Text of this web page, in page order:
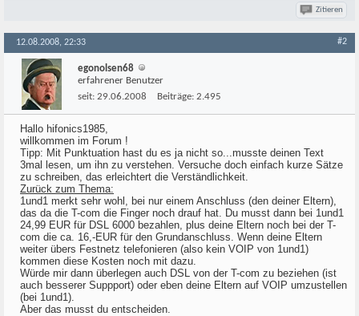
Zitieren
12.08.2008, 22:33 #2
egonolsen68
erfahrener Benutzer
seit: 29.06.2008 Beiträge: 2.495
Hallo hifonics1985,
willkommen im Forum !
Tipp: Mit Punktuation hast du es ja nicht so...musste deinen Text
3mal lesen, um ihn zu verstehen. Versuche doch einfach kurze Sätze
zu schreiben, das erleichtert die Verständlichkeit.
Zurück zum Thema:
1und1 merkt sehr wohl, bei nur einem Anschluss (den deiner Eltern),
das da die T-com die Finger noch drauf hat. Du musst dann bei 1und1
24,99 EUR für DSL 6000 bezahlen, plus deine Eltern noch bei der T-
com die ca. 16,-EUR für den Grundanschluss. Wenn deine Eltern
weiter übers Festnetz telefonieren (also kein VOIP von 1und1)
kommen diese Kosten noch mit dazu.
Würde mir dann überlegen auch DSL von der T-com zu beziehen (ist
auch besserer Suppport) oder eben deine Eltern auf VOIP umzustellen
(bei 1und1).
Aber das musst du entscheiden.